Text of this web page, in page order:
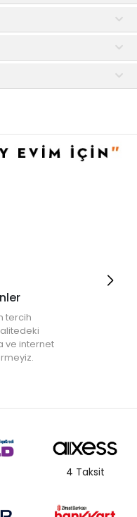
bir arada
kolayca monte
sağlar.
düzenlemelere bağlı
"
tercih
ve internet
4 Taksit